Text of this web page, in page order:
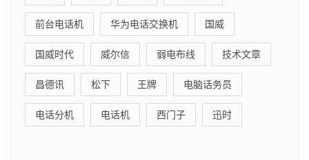
前台电话机 华为电话交换机 国威
国威时代 威尔信 弱电布线 技术文章
昌德讯 松下 王牌 电脑话务员
电话分机 电话机 西门子 迅时